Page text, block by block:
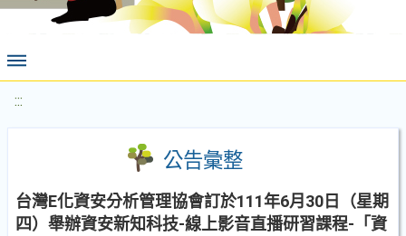
:::
公告彙整
台灣E化資安分析管理協會訂於111年6月30日（星期
四）舉辦資安新知科技-線上影音直播研習課程-「資